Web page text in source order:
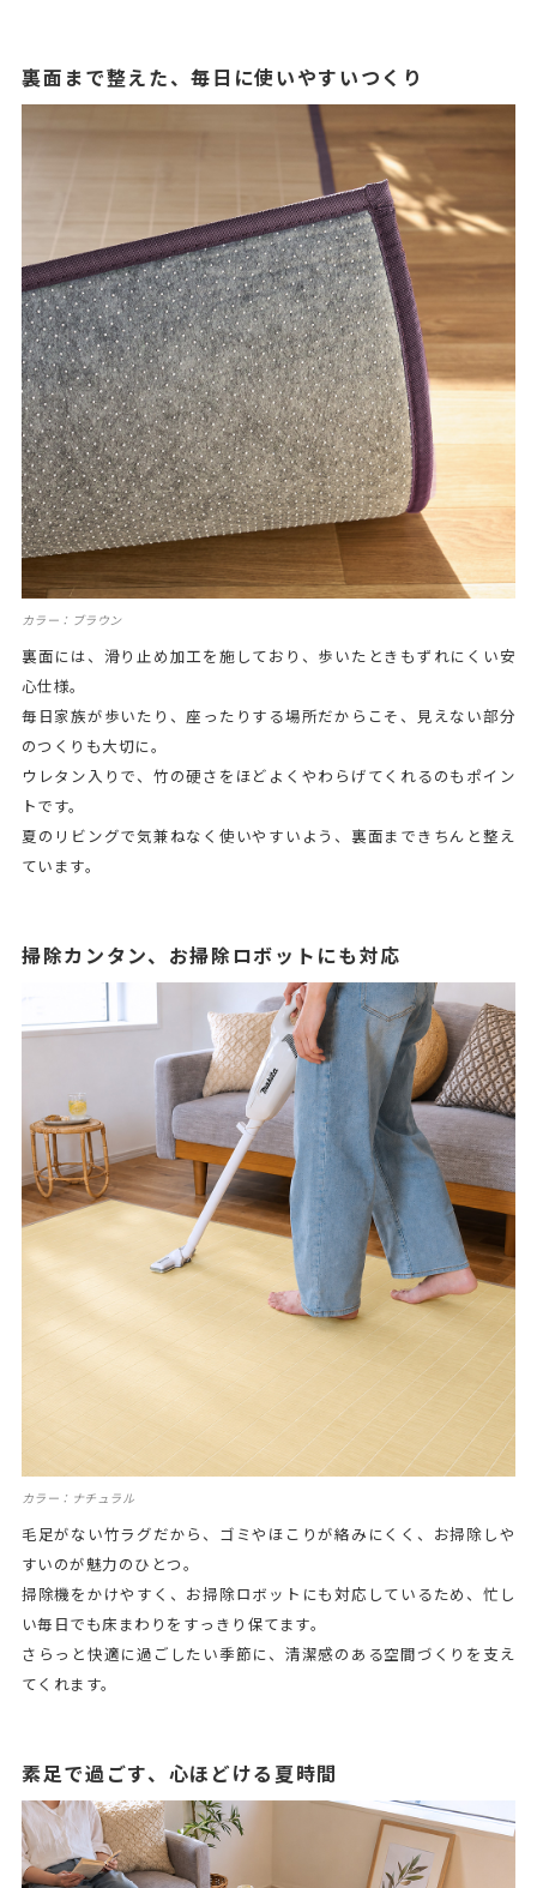
裏面まで整えた、毎日に使いやすいつくり
カラー：ブラウン
裏面には、滑り止め加工を施しており、歩いたときもずれにくい安
心仕様。
毎日家族が歩いたり、座ったりする場所だからこそ、見えない部分
のつくりも大切に。
ウレタン入りで、竹の硬さをほどよくやわらげてくれるのもポイン
トです。
夏のリビングで気兼ねなく使いやすいよう、裏面まできちんと整え
ています。
掃除カンタン、お掃除ロボットにも対応
カラー：ナチュラル
毛足がない竹ラグだから、ゴミやほこりが絡みにくく、お掃除しや
すいのが魅力のひとつ。
掃除機をかけやすく、お掃除ロボットにも対応しているため、忙し
い毎日でも床まわりをすっきり保てます。
さらっと快適に過ごしたい季節に、清潔感のある空間づくりを支え
てくれます。
素足で過ごす、心ほどける夏時間